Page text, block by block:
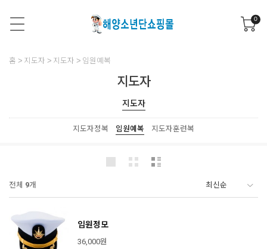
0
홈 지도자 지도자 임원예복
지도자
지도자
지도자정복 임원예복 지도자훈련복
전체 9개
임원정모
36,000원